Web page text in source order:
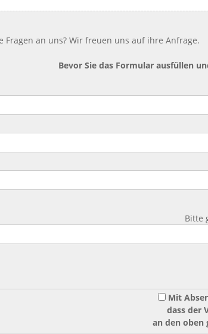
Fragen an uns? Wir freuen uns auf ihre Anfrage.
Bevor Sie das Formular ausfüllen
Bitte
Mit
dass der
an den oben